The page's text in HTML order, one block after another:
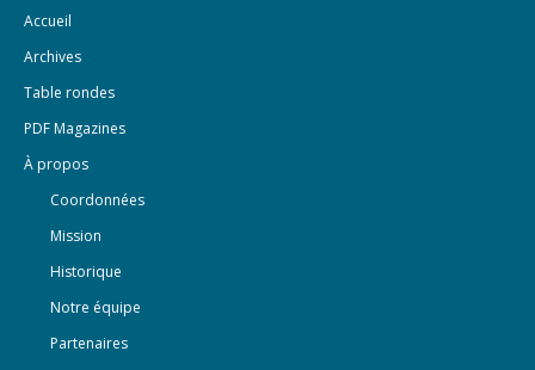
Accueil
Archives
Table rondes
PDF Magazines
À propos
Coordonnées
Mission
Historique
Notre équipe
Partenaires